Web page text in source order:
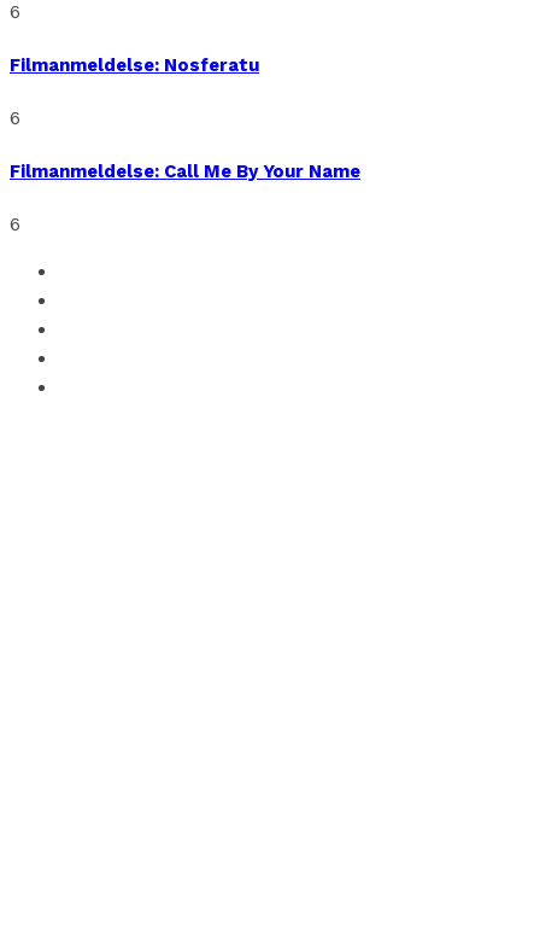
6
Filmanmeldelse: Nosferatu
6
Filmanmeldelse: Call Me By Your Name
6